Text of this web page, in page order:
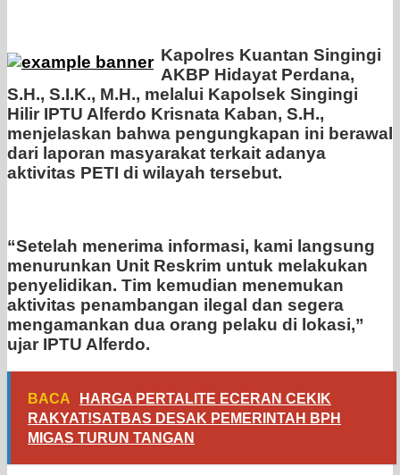
Kapolres Kuantan Singingi
AKBP Hidayat Perdana,
S.H., S.I.K., M.H., melalui Kapolsek Singingi
Hilir IPTU Alferdo Krisnata Kaban, S.H.,
menjelaskan bahwa pengungkapan ini berawal
dari laporan masyarakat terkait adanya
aktivitas PETI di wilayah tersebut.
“Setelah menerima informasi, kami langsung
menurunkan Unit Reskrim untuk melakukan
penyelidikan. Tim kemudian menemukan
aktivitas penambangan ilegal dan segera
mengamankan dua orang pelaku di lokasi,”
ujar IPTU Alferdo.
BACA
HARGA PERTALITE ECERAN CEKIK
RAKYAT!SATBAS DESAK PEMERINTAH BPH
MIGAS TURUN TANGAN